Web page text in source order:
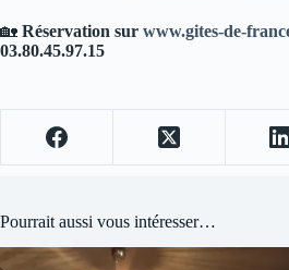
🏡 Réservation sur www.gites-de-
03.80.45.97.15
Pourrait aussi vous intéresser…